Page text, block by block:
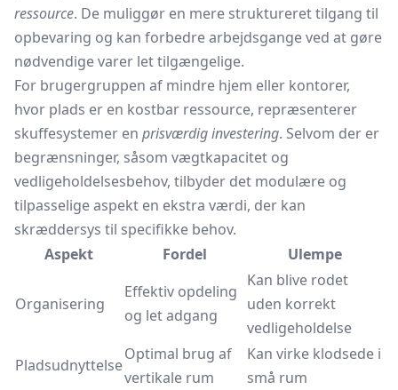
ressource. De muliggør en mere struktureret tilgang til
opbevaring og kan forbedre arbejdsgange ved at gøre
nødvendige varer let tilgængelige.
For brugergruppen af mindre hjem eller kontorer,
hvor plads er en kostbar ressource, repræsenterer
skuffesystemer en prisværdig investering. Selvom der er
begrænsninger, såsom vægtkapacitet og
vedligeholdelsesbehov, tilbyder det modulære og
tilpasselige aspekt en ekstra værdi, der kan
skræddersys til specifikke behov.
Aspekt
Fordel Ulempe
Organisering
Effektiv opdeling
og let adgang
Kan blive rodet
uden korrekt
vedligeholdelse
Pladsudnyttelse
Optimal brug af
vertikale rum
Kan virke klodsede i
små rum